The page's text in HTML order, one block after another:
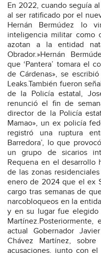
En 2022, cuando seguía
al ser ratificado por el
Hernán Bermúdez lo
inteligencia militar como
azotan a la entidad
Obrador.»Hernán
que ‘Pantera’ tomara el
de Cárdenas», se
Leaks.También fueron
de la Policía estatal,
renunció el fin de
director de la Policía
Mamao», un ex policía
registró una ruptura
Barredora’, lo que
un grupo de sicarios
Requena en el desarrollo
de las zonas
enero de 2024 que el ex
cargo tras semanas de
narcobloqueos en la
y en su lugar fue
actual Gobernador
Chávez Martínez,
acusaciones, junto con